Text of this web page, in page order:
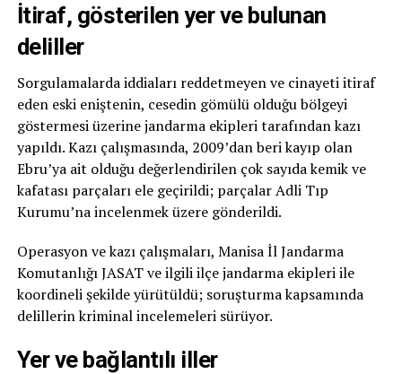
İtiraf, gösterilen yer ve bulunan
deliller
Sorgulamalarda iddiaları reddetmeyen ve cinayeti itiraf
eden eski eniştenin, cesedin gömülü olduğu bölgeyi
göstermesi üzerine jandarma ekipleri tarafından kazı
yapıldı. Kazı çalışmasında, 2009’dan beri kayıp olan
Ebru’ya ait olduğu değerlendirilen çok sayıda kemik ve
kafatası parçaları ele geçirildi; parçalar Adli Tıp
Kurumu’na incelenmek üzere gönderildi.
Operasyon ve kazı çalışmaları, Manisa İl Jandarma
Komutanlığı JASAT ve ilgili ilçe jandarma ekipleri ile
koordineli şekilde yürütüldü; soruşturma kapsamında
delillerin kriminal incelemeleri sürüyor.
Yer ve bağlantılı iller